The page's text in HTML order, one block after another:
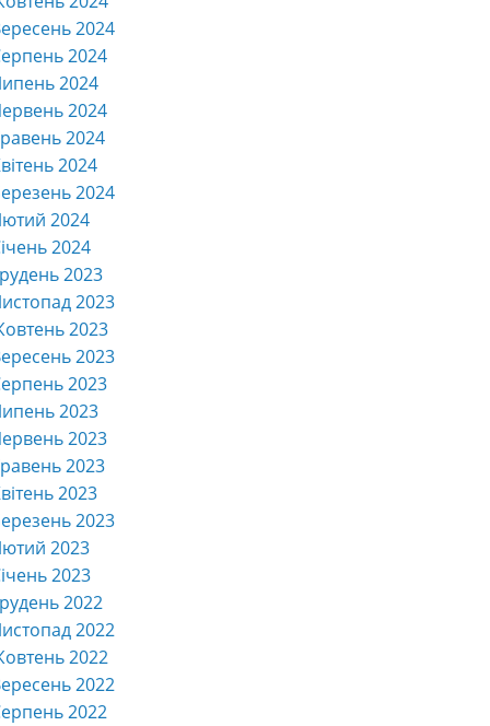
2024
2024
2024
2024
2024
2024
2024
2024
2024
2023
2023
2023
2023
2023
2023
2023
2023
2023
2023
2023
2023
2022
2022
2022
2022
2022